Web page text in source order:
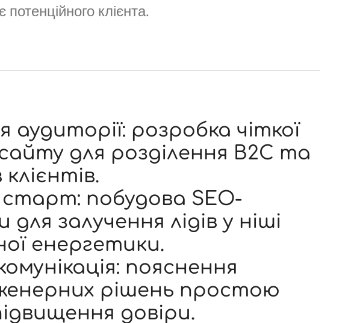
клієнта.
аудиторії: розробка чіткої
для розділення B2C та
побудова SEO-
залучення лідів у ніші
енергетики.
пояснення
рішень простою
довіри.